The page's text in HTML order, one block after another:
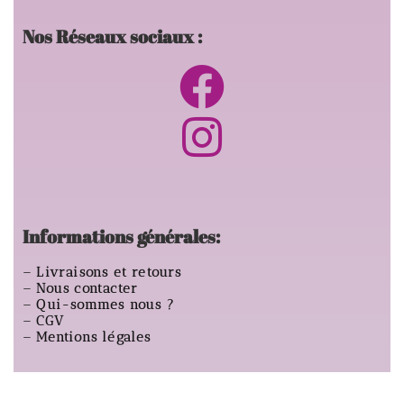
Nos Réseaux sociaux :
Informations générales:
–Livraisons et retours
–Nous contacter
–Qui-sommes nous ?
–CGV
–Mentions légales